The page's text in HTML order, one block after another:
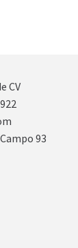
CV
93